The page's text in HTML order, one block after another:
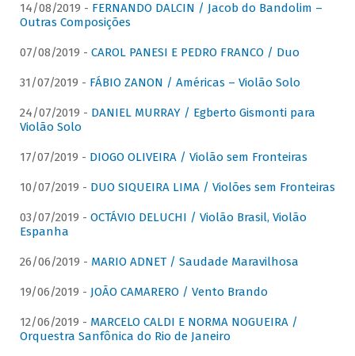
14/08/2019 - FERNANDO DALCIN / Jacob do Bandolim –
Outras Composições
07/08/2019 - CAROL PANESI E PEDRO FRANCO / Duo
31/07/2019 - FÁBIO ZANON / Américas – Violão Solo
24/07/2019 - DANIEL MURRAY / Egberto Gismonti para
Violão Solo
17/07/2019 - DIOGO OLIVEIRA / Violão sem Fronteiras
10/07/2019 - DUO SIQUEIRA LIMA / Violões sem Fronteiras
03/07/2019 - OCTÁVIO DELUCHI / Violão Brasil, Violão
Espanha
26/06/2019 - MARIO ADNET / Saudade Maravilhosa
19/06/2019 - JOÃO CAMARERO / Vento Brando
12/06/2019 - MARCELO CALDI E NORMA NOGUEIRA /
Orquestra Sanfônica do Rio de Janeiro